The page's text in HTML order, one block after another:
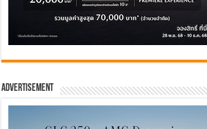
Advertisement